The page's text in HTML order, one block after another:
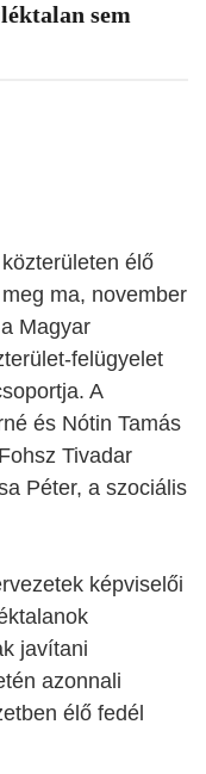
sem
élő
ma, november
Magyar
felügyelet
A
és Nótin Tamás
Tivadar
Péter, a szociális
képviselői
javítani
azonnali
élő fedél